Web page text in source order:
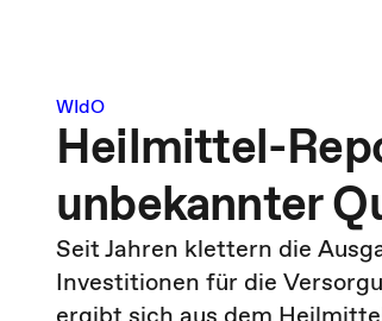
WIdO
Heilmittel-
unbekannter
Seit Jahren klettern die
Investitionen für die